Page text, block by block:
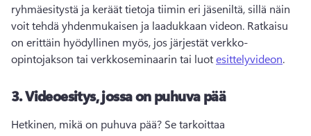
ryhmäesitystä ja keräät tietoja tiimin eri jäseniltä, sillä näin
voit tehdä yhdenmukaisen ja laadukkaan videon. Ratkaisu
on erittäin hyödyllinen myös, jos järjestät verkko-
opintojakson tai verkkoseminaarin tai luot esittelyvideon.
3.Videoesitys, jossa on puhuva pää
Hetkinen, mikä on puhuva pää? Se tarkoittaa